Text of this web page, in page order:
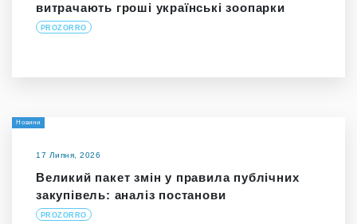
витрачають гроші українські зоопарки
PROZORRO
Новини
17 Липня, 2026
Великий пакет змін у правила публічних
закупівель: аналіз постанови
PROZORRO